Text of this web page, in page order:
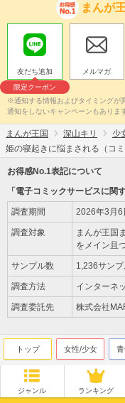
まんが
友だち追加
限定クーポン
メルマガ
※通知する情報およびタイミングが
通知をしないキャンペーンもありま
まんが王国 深山キリ 少
姫の寝起きに悩まされる（コミ
お得感No.1表記について
「電子コミックサービスに関
調査期間 2026年3月6
調査対象
まんが王国
をメイン且
サンプル数 1,236サン
調査方法 インターネ
調査委託先 株式会社
トップ 女性/少女
ジャンル ランキング